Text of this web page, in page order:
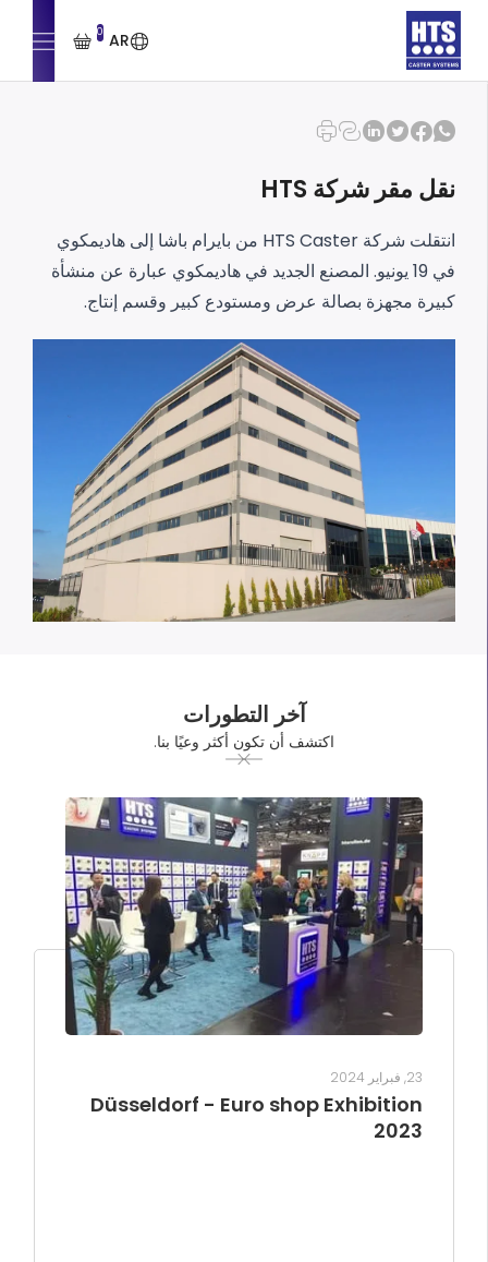
AR
0
نقل مقر شركة HTS
انتقلت شركة HTS Caster من بايرام باشا إلى هاديمكوي
في 19 يونيو. المصنع الجديد في هاديمكوي عبارة عن منشأة
كبيرة مجهزة بصالة عرض ومستودع كبير وقسم إنتاج.
آخر التطورات
اكتشف أن تكون أكثر وعيًا بنا.
23, فبراير 2024
Düsseldorf - Euro shop Exhibition
2023